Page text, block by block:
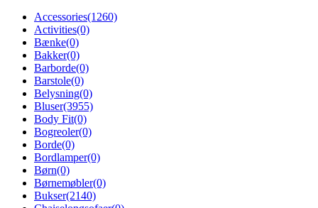
Accessories(1260)
Activities(0)
Bænke(0)
Bakker(0)
Barborde(0)
Barstole(0)
Belysning(0)
Bluser(3955)
Body Fit(0)
Bogreoler(0)
Borde(0)
Bordlamper(0)
Børn(0)
Børnemøbler(0)
Bukser(2140)